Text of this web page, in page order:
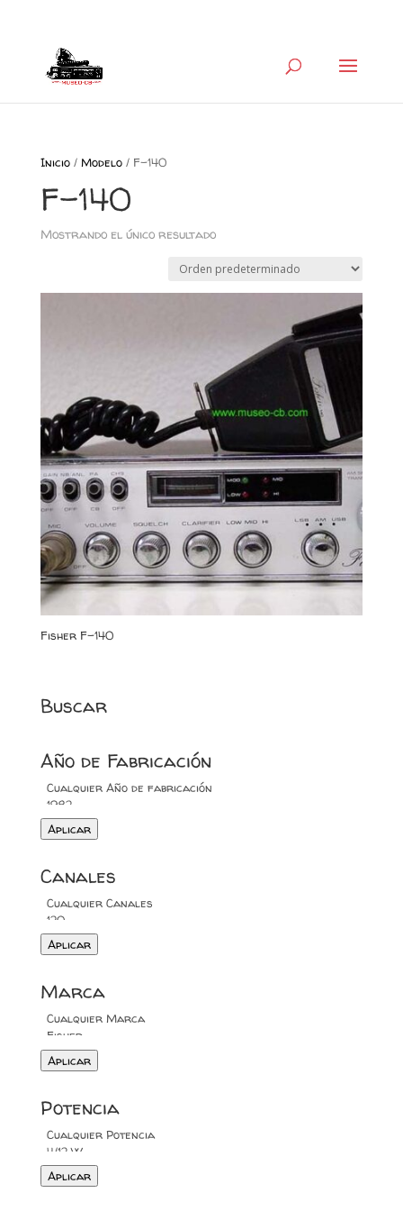
Inicio/ Modelo/ F-140
F-140
Mostrando el único resultado
Fisher F-140
Buscar
Año de Fabricación
Aplicar
Canales
Aplicar
Marca
Aplicar
Potencia
Aplicar